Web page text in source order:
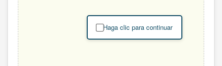
Haga clic para continuar